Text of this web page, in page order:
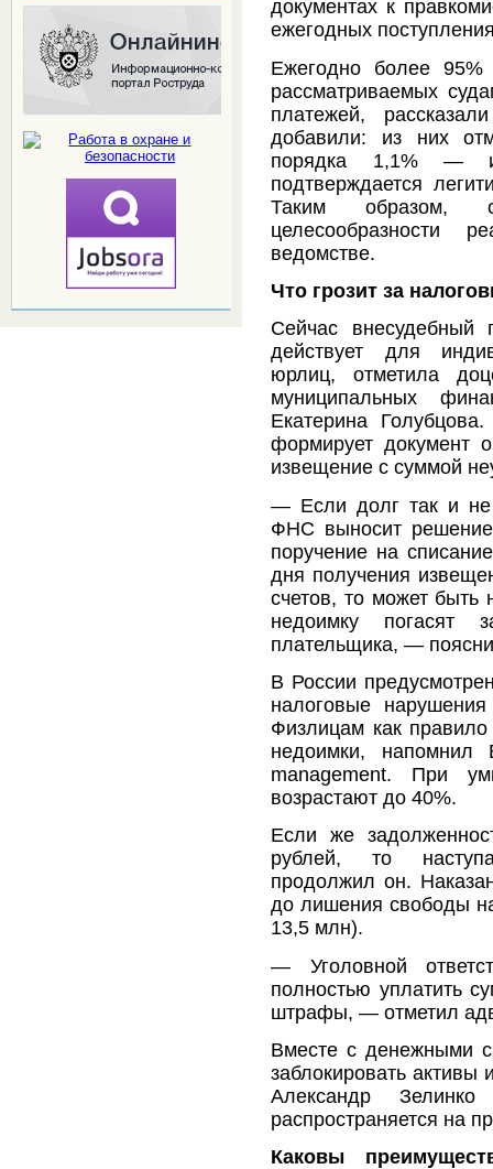
документах к
ежегодных
Ежегодно более
рассматриваемых
платежей,
добавили: из них
порядка 1,1% —
подтверждается
Таким образом,
целесообразности
ведомстве.
Что грозит за
Сейчас внесудебный
действует для
юрлиц, отметила
муниципальных
Екатерина
формирует документ
извещение с суммой
— Если долг так и не
ФНС выносит
поручение на
дня получения
счетов, то может быть
недоимку погасят
плательщика, —
В России
налоговые
Физлицам как
недоимки,
management. При
возрастают до 40%.
Если же
рублей, то
продолжил он.
до лишения свободы
13,5 млн).
— Уголовной
полностью уплатить
штрафы, — отметил
Вместе с денежными
заблокировать
Александр
распространяется на
Каковы